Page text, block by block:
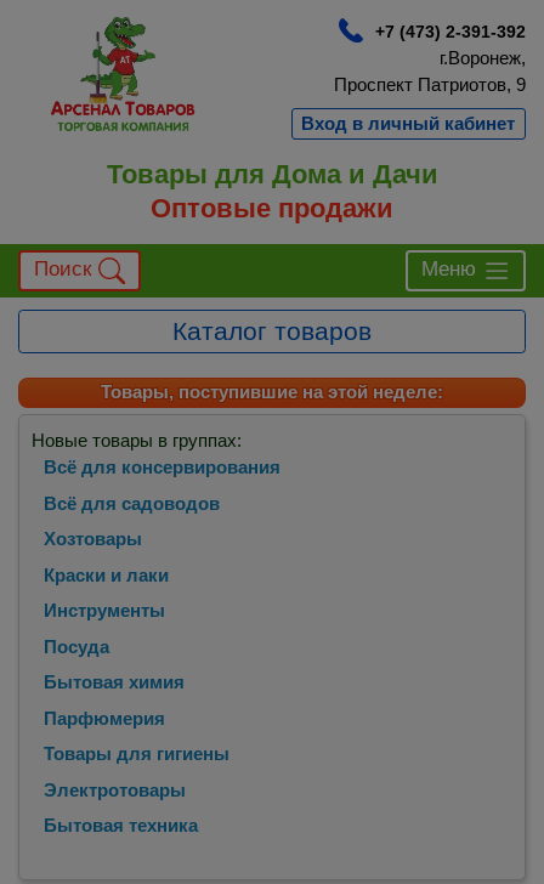
+7 (473) 2-391-392
г.Воронеж,
Проспект Патриотов, 9
Вход в личный кабинет
Товары для Дома и Дачи
Оптовые продажи
Поиск Меню
Каталог товаров
Товары, поступившие на этой неделе:
Новые товары в группах:
Всё для консервирования
Всё для садоводов
Хозтовары
Краски и лаки
Инструменты
Посуда
Бытовая химия
Парфюмерия
Товары для гигиены
Электротовары
Бытовая техника